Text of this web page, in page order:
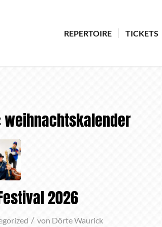
REPERTOIRE TICKETS
weihnachtskalender
2026
/ von Dörte Waurick